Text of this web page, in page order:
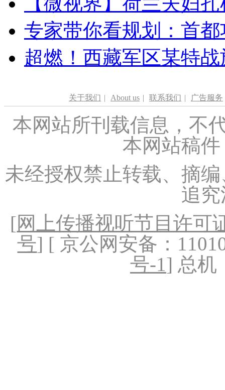
专家带你看规划：首
超燃！西藏军区某特
关于我们 | About us | 联系我们 | 广告服务
本网站所刊载信息，不
本网站稿
未经授权禁止转载、摘
追
[网上传播视听节目许可
号] [ 京公网安备：
号-1] 总机